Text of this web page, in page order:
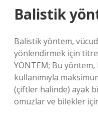
Balistik
Balistik yöntem,
yönlendirmek için
YÖNTEM; Bu
kullanımıyla
(çiftler halinde) ayak
omuzlar ve bilekler